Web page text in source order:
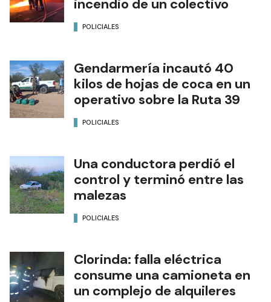
incendio de un colectivo
POLICIALES
Gendarmería incautó 40
kilos de hojas de coca en un
operativo sobre la Ruta 39
POLICIALES
Una conductora perdió el
control y terminó entre las
malezas
POLICIALES
Clorinda: falla eléctrica
consume una camioneta en
un complejo de alquileres